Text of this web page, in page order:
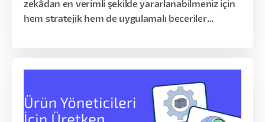
zekâdan en verimli şekilde yararlanabilmeniz için
hem stratejik hem de uygulamalı beceriler
hazırlama ve raporlama, akış haritalama,
otomasyon kurguları, prototipleme ve lansman